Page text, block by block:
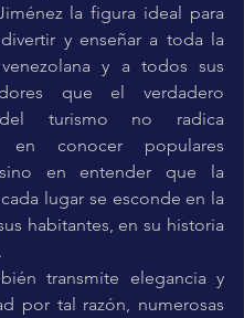
la figura ideal para
y enseñar a toda la
y a todos sus
que el verdadero
turismo no radica
en conocer populares
en entender que la
lugar se esconde en la
habitantes, en su historia
transmite elegancia y
por tal razón, numerosas